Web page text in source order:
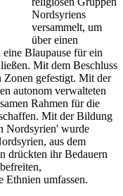
Nordsyriens
versammelt, um
über einen
Blaupause für ein
Mit dem Beschluss
Zonen gefestigt. Mit der
autonom verwalteten
Rahmen für die
Mit der Bildung
Nordsyrien' wurde
aus dem
drückten ihr Bedauern
Ethnien umfassen.